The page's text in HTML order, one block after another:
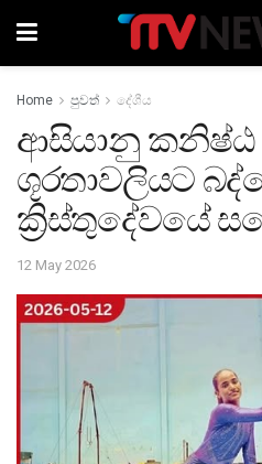
Home පුවත් දේශීය
ආසියානු කනිෂ්ඨ
ශූරතාවලියට
ක්‍රිස්තුදේවයේ
12 May 2026